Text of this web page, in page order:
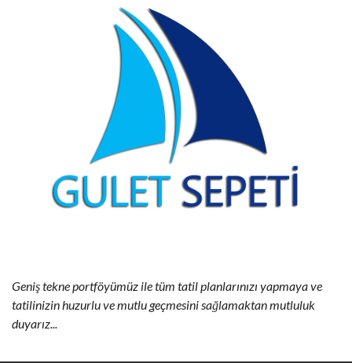
Geniş tekne portföyümüz ile tüm tatil planlarınızı yapmaya ve
tatilinizin huzurlu ve mutlu geçmesini sağlamaktan mutluluk
duyarız...